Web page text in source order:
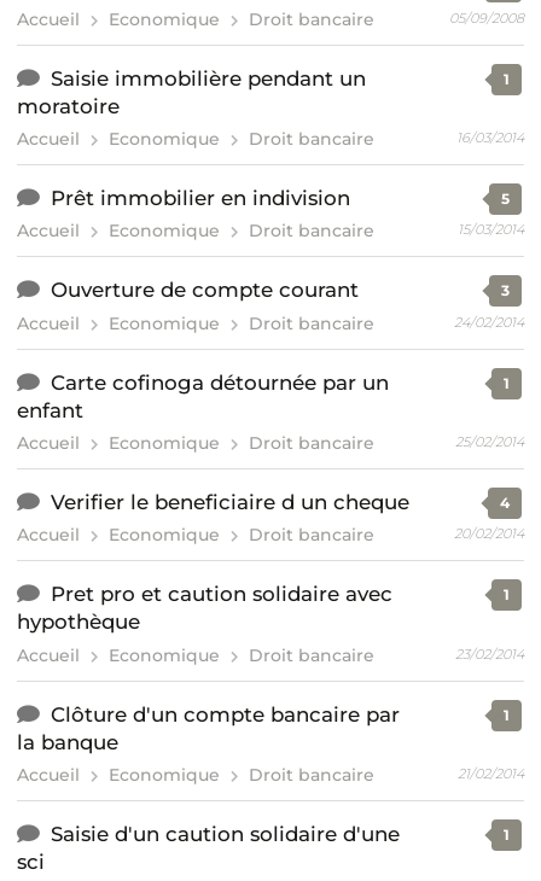
Accueil Economique Droit bancaire 05/09/2008
Saisie immobilière pendant un
moratoire
Accueil Economique Droit bancaire
1
16/03/2014
Prêt immobilier en indivision
Accueil Economique Droit bancaire
5
15/03/2014
Ouverture de compte courant
Accueil Economique Droit bancaire
3
24/02/2014
Carte cofinoga détournée par un
enfant
Accueil Economique Droit bancaire
1
25/02/2014
Verifier le beneficiaire d un cheque
Accueil Economique Droit bancaire
4
20/02/2014
Pret pro et caution solidaire avec
hypothèque
Accueil Economique Droit bancaire
1
23/02/2014
Clôture d'un compte bancaire par
la banque
Accueil Economique Droit bancaire
1
21/02/2014
Saisie d'un caution solidaire d'une
sci
1